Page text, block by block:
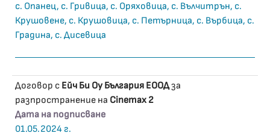
с. Опанец, с. Гривица, с. Оряховица, с. Вълчитрън, с.
Крушовене, с. Крушовица, с. Петърница, с. Върбица, с.
Градина, с. Дисевица
Договор с Ейч Би Оу България ЕООДза
разпространение на Cinemax 2
Дата на подписване
01.05.2024 г.